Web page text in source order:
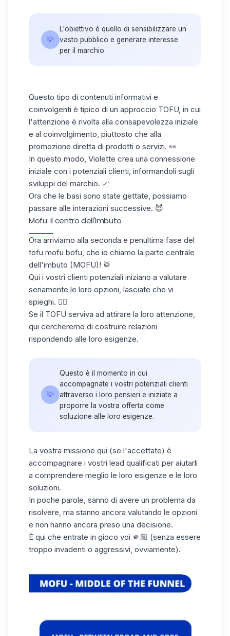
💡
L'obiettivo è quello di sensibilizzare un
vasto pubblico e generare interesse
per il marchio.
Questo tipo di contenuti informativi e
coinvolgenti è tipico di un approccio TOFU, in cui
l'attenzione è rivolta alla consapevolezza iniziale
e al coinvolgimento, piuttosto che alla
promozione diretta di prodotti o servizi. 👀
In questo modo, Violette crea una connessione
iniziale con i potenziali clienti, informandoli sugli
sviluppi del marchio. 📈
Ora che le basi sono state gettate, possiamo
passare alle interazioni successive. 😈
Mofu: il centro dell'imbuto
Ora arriviamo alla seconda e penultima fase del
tofu mofu bofu, che io chiamo la parte centrale
dell'imbuto (MOFU)! 🥁
Qui i vostri clienti potenziali iniziano a valutare
seriamente le loro opzioni, lasciate che vi
spieghi. 👇🏼
Se il TOFU serviva ad attirare la loro attenzione,
qui cercheremo di costruire relazioni
rispondendo alle loro esigenze.
💡
Questo è il momento in cui
accompagnate i vostri potenziali clienti
attraverso i loro pensieri e iniziate a
proporre la vostra offerta come
soluzione alle loro esigenze.
La vostra missione qui (se l'accettate) è
accompagnare i vostri lead qualificati per aiutarli
a comprendere meglio le loro esigenze e le loro
soluzioni.
In poche parole, sanno di avere un problema da
risolvere, ma stanno ancora valutando le opzioni
e non hanno ancora preso una decisione.
È qui che entrate in gioco voi 🫵🏼 (senza essere
troppo invadenti o aggressivi, ovviamente).